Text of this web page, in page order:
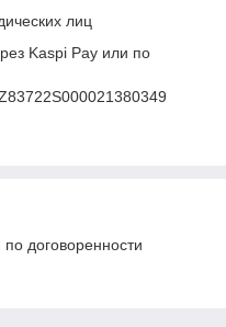
лиц
Kaspi Pay или по
договоренности